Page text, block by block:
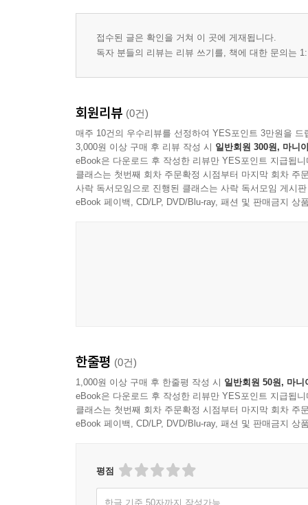
접수된 글은 확인을 거쳐 이 곳에 게재됩니다.
독자 분들의 리뷰는 리뷰 쓰기를, 책에 대한 문의는
회원리뷰 (0건)
매주 10건의 우수리뷰를 선정하여 YES포인트 3만원을 드
3,000원 이상 구매 후 리뷰 작성 시 일반회원 300원, 마니
eBook은 다운로드 후 작성한 리뷰만 YES포인트 지급됩니
클래스는 첫번째 회차 주문확정 시점부터 마지막 회차 주
사락 독서모임으로 진행된 클래스는 사락 독서모임 게시
eBook 페이백, CD/LP, DVD/Blu-ray, 패션 및 판매금지 상
한줄평 (0건)
1,000원 이상 구매 후 한줄평 작성 시 일반회원 50원, 마니
eBook은 다운로드 후 작성한 리뷰만 YES포인트 지급됩니
클래스는 첫번째 회차 주문확정 시점부터 마지막 회차 주
eBook 페이백, CD/LP, DVD/Blu-ray, 패션 및 판매금지 상
평점
한글 기준 50자까지 작성가능